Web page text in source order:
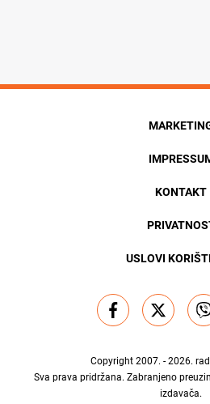
KONTAKT
USLOVI
Copyright 2007. - 2026.
Sva prava pridržana. Zabranjeno
izdavača.